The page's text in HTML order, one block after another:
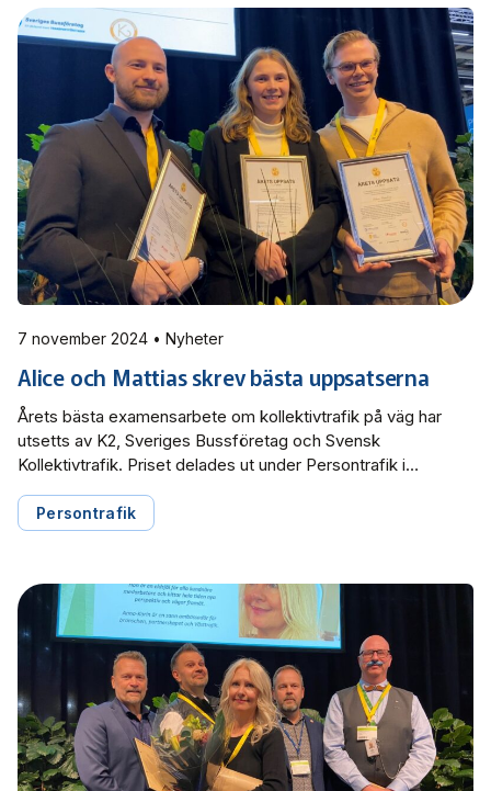
7 november 2024 • Nyheter
Alice och Mattias skrev bästa uppsatserna
Årets bästa examensarbete om kollektivtrafik på väg har
utsetts av K2, Sveriges Bussföretag och Svensk
Kollektivtrafik. Priset delades ut under Persontrafik i
Ingå och Mattias Andersson. priset hedrade tre framstående
examensarbeten som bidrar med värdefull kunskap om att
städer genom förtätning och […]
Persontrafik